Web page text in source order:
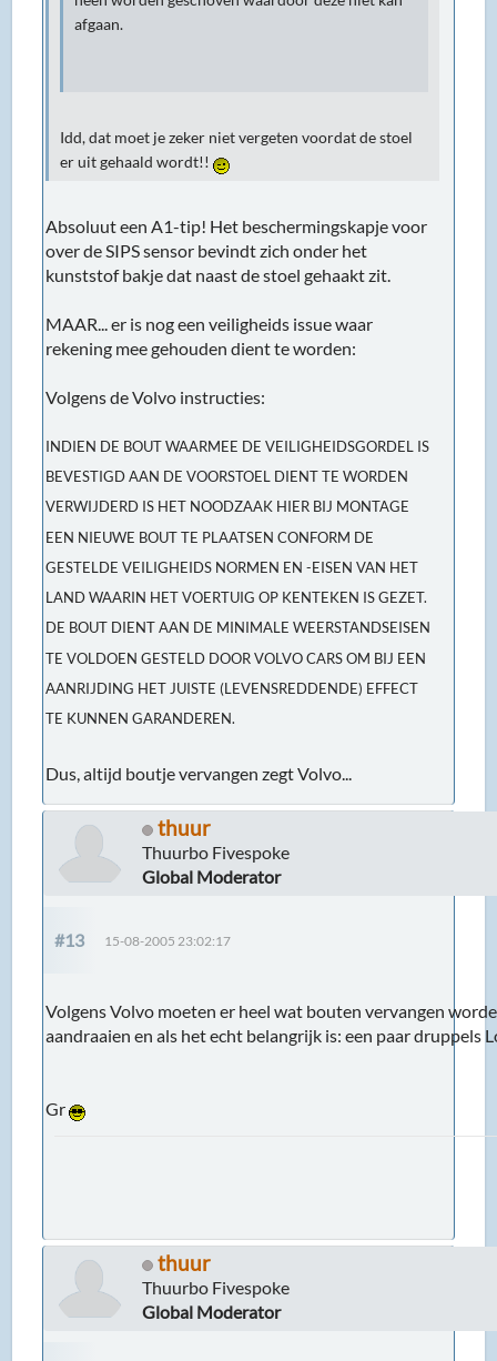
afgaan.
Idd, dat moet je zeker niet vergeten voordat de stoel
er uit gehaald wordt!!
Absoluut een A1-tip! Het beschermingskapje voor
over de SIPS sensor bevindt zich onder het
kunststof bakje dat naast de stoel gehaakt zit.
MAAR... er is nog een veiligheids issue waar
rekening mee gehouden dient te worden:
Volgens de Volvo instructies:
INDIEN DE BOUT WAARMEE DE VEILIGHEIDSGORDEL IS
BEVESTIGD AAN DE VOORSTOEL DIENT TE WORDEN
VERWIJDERD IS HET NOODZAAK HIER BIJ MONTAGE
EEN NIEUWE BOUT TE PLAATSEN CONFORM DE
GESTELDE VEILIGHEIDS NORMEN EN -EISEN VAN HET
LAND WAARIN HET VOERTUIG OP KENTEKEN IS GEZET.
DE BOUT DIENT AAN DE MINIMALE WEERSTANDSEISEN
TE VOLDOEN GESTELD DOOR VOLVO CARS OM BIJ EEN
AANRIJDING HET JUISTE (LEVENSREDDENDE) EFFECT
TE KUNNEN GARANDEREN.
Dus, altijd boutje vervangen zegt Volvo...
thuur
Thuurbo Fivespoke
Global Moderator
#13 15-08-2005 23:02:17
Volgens Volvo moeten er heel wat bouten vervangen
aandraaien en als het echt belangrijk is: een paar druppels
Gr
thuur
Thuurbo Fivespoke
Global Moderator